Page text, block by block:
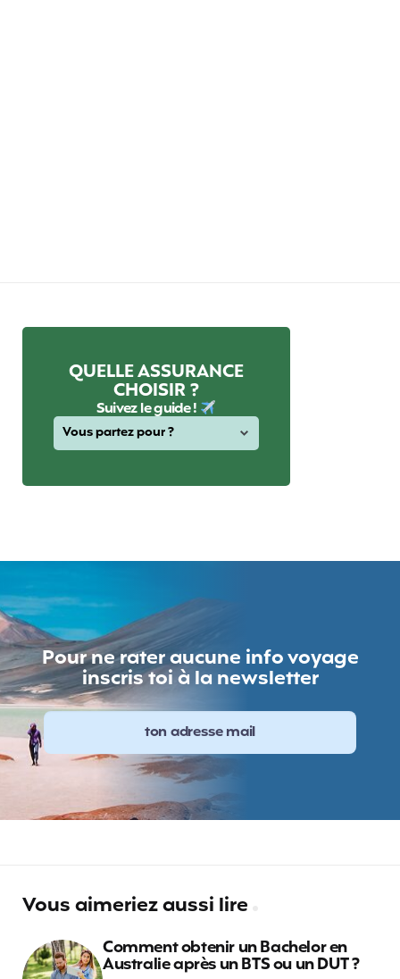
QUELLE ASSURANCE
CHOISIR ?
Suivez le guide !
Pour ne rater aucune info voyage
inscris toi à la newsletter
Vous aimeriez aussi lire
Comment obtenir un Bachelor en
Australie après un BTS ou un DUT ?